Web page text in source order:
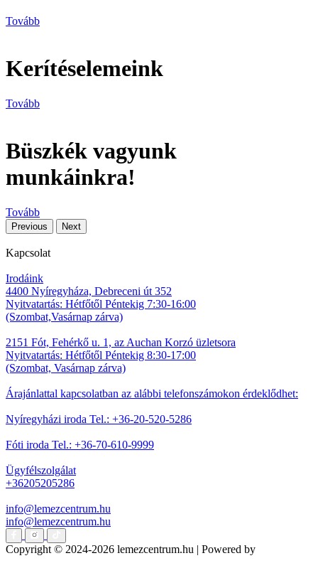
Tovább
Kerítéselemeink
Tovább
Büszkék vagyunk
munkáinkra!
Tovább
Previous Next
Kapcsolat
Irodáink
4400 Nyíregyháza, Debreceni út 352
Nyitvatartás: Hétfőtől Péntekig 7:30-16:00
(Szombat,Vasárnap zárva)
2151 Fót, Fehérkő u. 1, az Auchan Korzó üzletsora
Nyitvatartás: Hétfőtől Péntekig 8:30-17:00
(Szombat, Vasárnap zárva)
Árajánlattal kapcsolatban az alábbi telefonszámokon érdeklődhet:
Nyíregyházi iroda Tel.: +36-20-520-5286
Fóti iroda Tel.: +36-70-610-9999
Ügyfélszolgálat
+36205205286
info@lemezcentrum.hu
info@lemezcentrum.hu
Copyright © 2024-2026 lemezcentrum.hu | Powered by